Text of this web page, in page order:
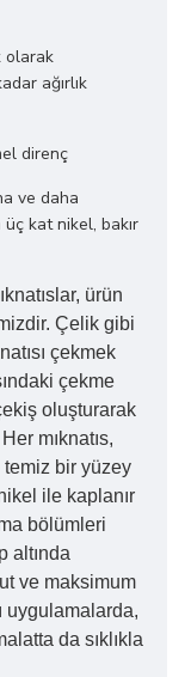
olarak
ağırlık
direnç
ve daha
kat nikel, bakır
ürün
Çelik gibi
çekmek
çekme
oluşturarak
mıknatıs,
bir yüzey
ile kaplanır
bölümleri
altında
ve maksimum
uygulamalarda,
da sıklıkla